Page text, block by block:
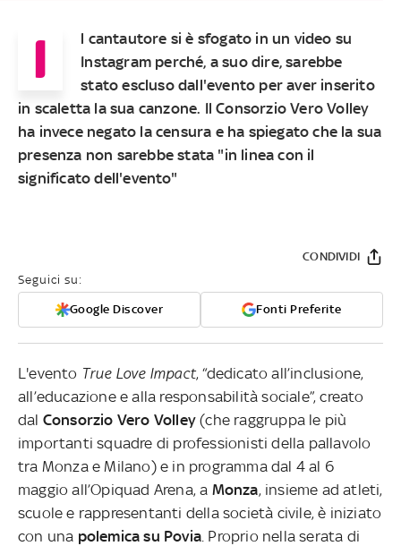
I
l cantautore si è sfogato in un video su
Instagram perché, a suo dire, sarebbe
stato escluso dall'evento per aver inserito
in scaletta la sua canzone. Il Consorzio Vero Volley
ha invece negato la censura e ha spiegato che la sua
presenza non sarebbe stata "in linea con il
significato dell'evento"
Seguici su:
Google Discover Fonti Preferite
CONDIVIDI
L'evento True Love Impact, “dedicato all’inclusione,
all’educazione e alla responsabilità sociale”, creato
dal Consorzio Vero Volley (che raggruppa le più
importanti squadre di professionisti della pallavolo
tra Monza e Milano) e in programma dal 4 al 6
maggio all’Opiquad Arena, a Monza, insieme ad atleti,
scuole e rappresentanti della società civile, è iniziato
con una polemica su Povia . Proprio nella serata di